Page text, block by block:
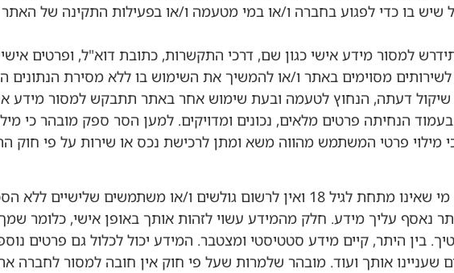
בו כדי לפגוע בחברה ו/או במי מטעמה ו/או בפעילות התקינה של האתר
למסור מידע אישי כגון שם, דרכי התקשרות, כתובת דוא"ל, ופרטים
מסוימים באתר ו/או להמשיך את השימוש בו ללא מסירת
שיקול דעתה, הנחוץ לטעמה ובעת שימוש אחר באתר תתבקש למסור מידע
הנחיתה פרטים מלאים, נכונים ומדויקים. למען הסר ספק מובהר כי
נאסף עליך מידע. חלק מהמידע עשוי לזהות אותך באופן אישי, כלומר
בין היתר, קיים מידע סטטיסטי ומצטבר. המידע יכול לכלול גם פרטים
שעניינו אותך ועוד. מובהר שלמרות שעל פי חוק אין חובה למסור